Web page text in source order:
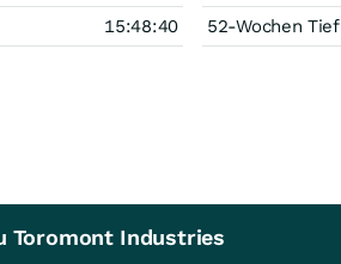
15:48:40
52-Wochen Tief
Toromont Industries